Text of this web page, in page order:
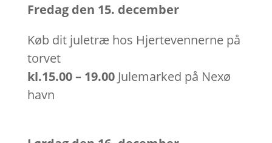
Fredag den 15. december
Køb dit juletræ hos Hjertevennerne på
torvet
kl.15.00 – 19.00Julemarked på Nexø
havn